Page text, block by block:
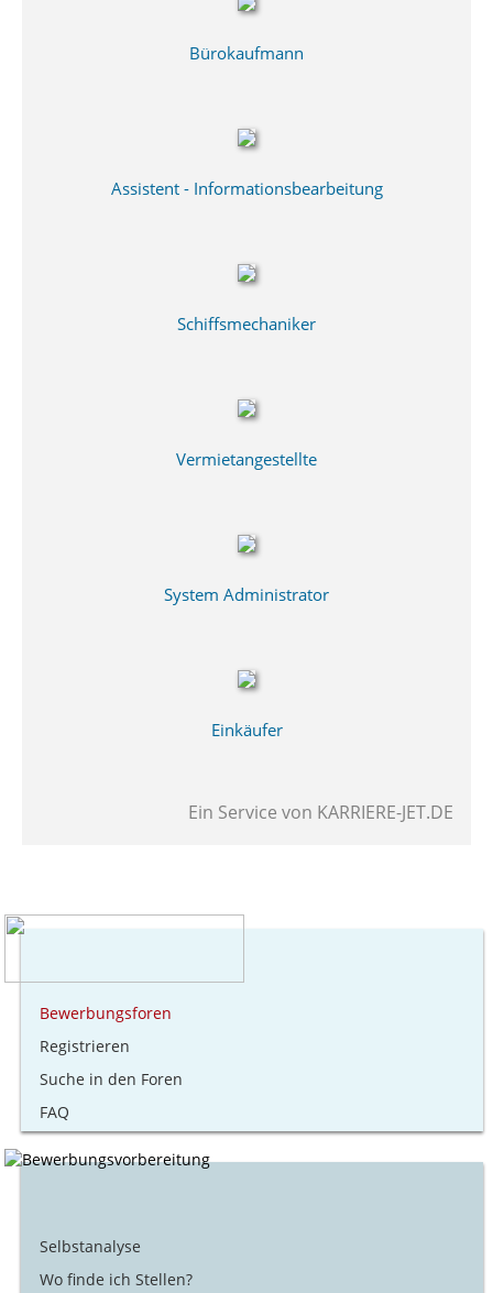
Bürokaufmann
Assistent - Informationsbearbeitung
Schiffsmechaniker
Vermietangestellte
System Administrator
Einkäufer
Ein Service von KARRIERE-JET.DE
Bewerbungsforen
Registrieren
Suche in den Foren
FAQ
Selbstanalyse
Wo finde ich Stellen?